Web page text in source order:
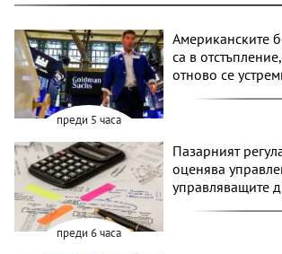
преди 5 часа
Американските
са в
отново се
преди 6 часа
Пазарният
оценява
управляващите